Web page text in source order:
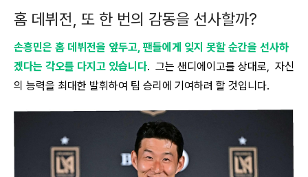
홈 데뷔전, 또 한 번의 감동을 선사할까?
손흥민은 홈 데뷔전을 앞두고, 팬들에게 잊지 못할 순간을 선사하
겠다는 각오를 다지고 있습니다. 그는 샌디에이고를 상대로, 자신
의 능력을 최대한 발휘하여 팀 승리에 기여하려 할 것입니다.